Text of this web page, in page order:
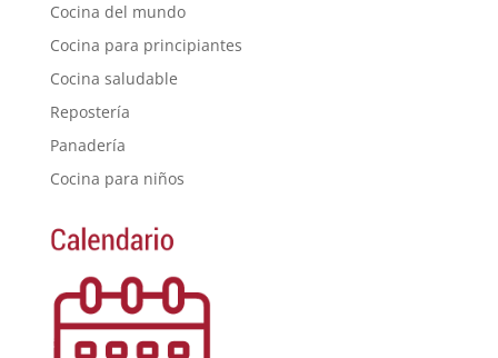
Cocina del mundo
Cocina para principiantes
Cocina saludable
Repostería
Panadería
Cocina para niños